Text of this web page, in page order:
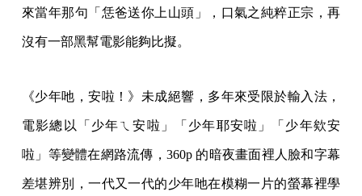
來當年那句「恁爸送你上山頭」，口氣之純粹正宗，再
沒有一部黑幫電影能夠比擬。
《少年吔，安啦！》未成絕響，多年來受限於輸入法，
電影總以「少年ㄟ安啦」「少年耶安啦」「少年欸安
啦」等變體在網路流傳，360p 的暗夜畫面裡人臉和字幕
差堪辨別，一代又一代的少年吔在模糊一片的螢幕裡學